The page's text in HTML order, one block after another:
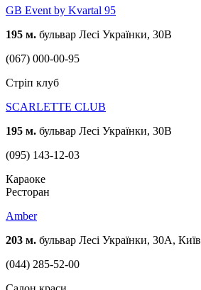
GB Event by Kvartal 95
195 м. бульвар Лесі Українки, 30В
(067) 000-00-95
Стріп клуб
SCARLETTE CLUB
195 м. бульвар Лесі Українки, 30В
(095) 143-12-03
Караоке
Ресторан
Amber
203 м. бульвар Лесі Українки, 30А, Київ
(044) 285-52-00